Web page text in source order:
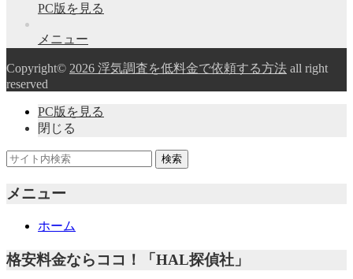
PC版を見る
メニュー
Copyright© 2026 浮気調査を低料金で依頼する方法 all right
reserved
PC版を見る
閉じる
メニュー
ホーム
格安料金ならココ！「HAL探偵社」